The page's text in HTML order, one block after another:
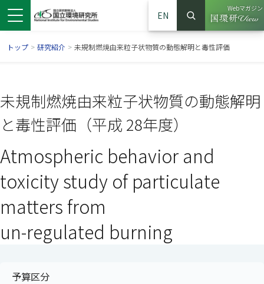
ドウで開きます）
ンドウで開きます）
ウインドウで開きます）
EN
サイト内検索
検索
Webマガジン
（別ウイ
トップ > 研究紹介 > 未規制燃焼由来粒子状物質の動態解明と毒性評価
未規制燃焼由来粒子状物質の動態解明
と毒性評価（平成 28年度）
Atmospheric behavior and
toxicity study of particulate
matters from
un-regulated burning
予算区分